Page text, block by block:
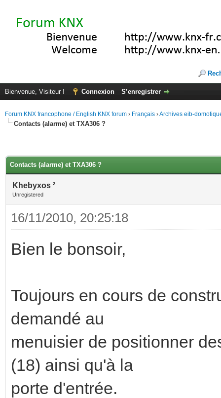
Bienvenue, Visiteur ! Connexion S’enregistrer
Forum KNX francophone / English KNX forum › Français ›Archives eib-
Contacts (alarme) et TXA306 ?
Contacts (alarme) et TXA306 ?
Khebyxos ²
Unregistered
16/11/2010, 20:25:18
Bien le bonsoir,
Toujours en cours de
demandé au
menuisier de positionner
(18) ainsi qu'à la
porte d'entrée.